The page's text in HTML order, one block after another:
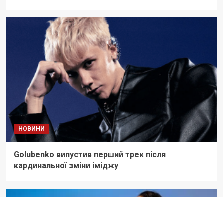
НОВИНИ
Golubenko випустив перший трек після
кардинальної зміни іміджу